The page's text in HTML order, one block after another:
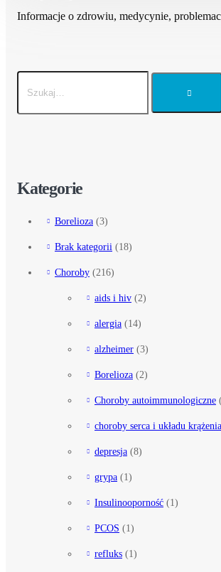
Informacje o zdrowiu, medycynie,
Kategorie
Borelioza (3)
Brak kategorii (18)
Choroby (216)
aids i hiv (2)
alergia (14)
alzheimer (3)
Borelioza (2)
Choroby autoimmunologiczne
choroby serca i układu krążenia
depresja (8)
grypa (1)
Insulinooporność (1)
PCOS (1)
refluks (1)